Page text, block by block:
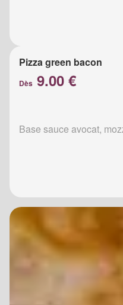
Pizza green bacon
Dès 9.00 €
Base sauce avocat,